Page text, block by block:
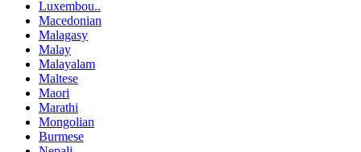
Luxembou..
Macedonian
Malagasy
Malay
Malayalam
Maltese
Maori
Marathi
Mongolian
Burmese